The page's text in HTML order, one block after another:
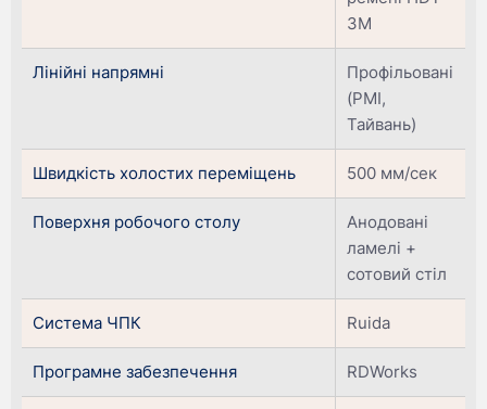
3M
Лінійні напрямні
Профільовані
(PMI,
Тайвань)
Швидкість холостих переміщень 500 мм/сек
Поверхня робочого столу
Анодовані
ламелі +
сотовий стіл
Система ЧПК Ruida
Програмне забезпечення RDWorks